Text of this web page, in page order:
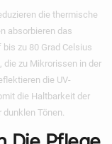
die thermische
absorbieren das
zu 80 Grad Celsius
die zu Mikrorissen in der
die UV-
die Haltbarkeit der
Tönen.